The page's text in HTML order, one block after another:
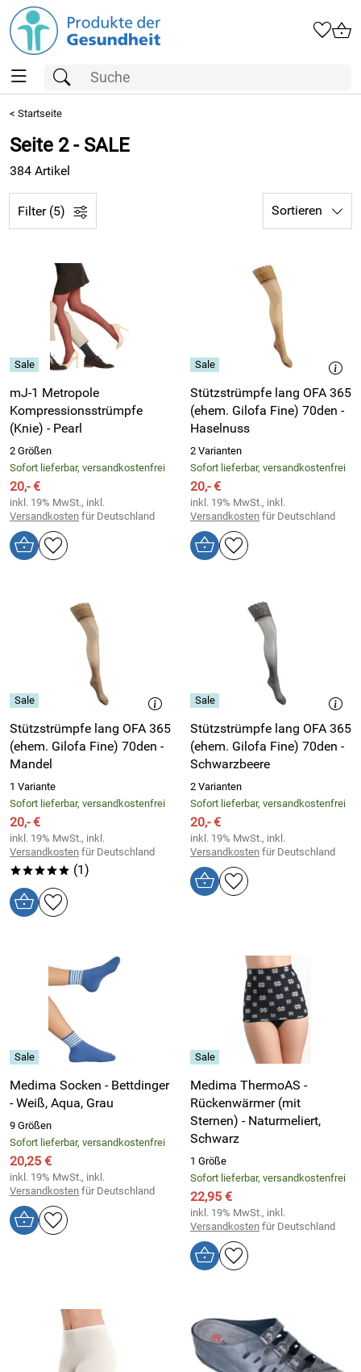
< Startseite
Seite 2 - SALE
384 Artikel
Filter (5) Sortieren
mJ-1 Metropole
Kompressionsstrümpfe
(Knie) - Pearl
2 Größen
Sofort lieferbar, versandkostenfrei
20,- €
inkl. 19% MwSt., inkl.
Versandkosten für Deutschland
Stützstrümpfe lang OFA 365
(ehem. Gilofa Fine) 70den -
Haselnuss
2 Varianten
Sofort lieferbar, versandkostenfrei
20,- €
inkl. 19% MwSt., inkl.
Versandkosten für Deutschland
Stützstrümpfe lang OFA 365
(ehem. Gilofa Fine) 70den -
Mandel
1 Variante
Sofort lieferbar, versandkostenfrei
20,- €
inkl. 19% MwSt., inkl.
Versandkosten für Deutschland
***** (1)
Stützstrümpfe lang OFA 365
(ehem. Gilofa Fine) 70den -
Schwarzbeere
2 Varianten
Sofort lieferbar, versandkostenfrei
20,- €
inkl. 19% MwSt., inkl.
Versandkosten für Deutschland
Medima Socken - Bettdinger
- Weiß, Aqua, Grau
9 Größen
Sofort lieferbar, versandkostenfrei
20,25 €
inkl. 19% MwSt., inkl.
Versandkosten für Deutschland
Medima ThermoAS -
Rückenwärmer (mit
Sternen) - Naturmeliert,
Schwarz
1 Größe
Sofort lieferbar, versandkostenfrei
22,95 €
inkl. 19% MwSt., inkl.
Versandkosten für Deutschland